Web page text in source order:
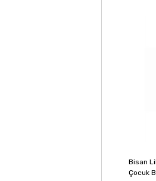
Bisan
Çocuk